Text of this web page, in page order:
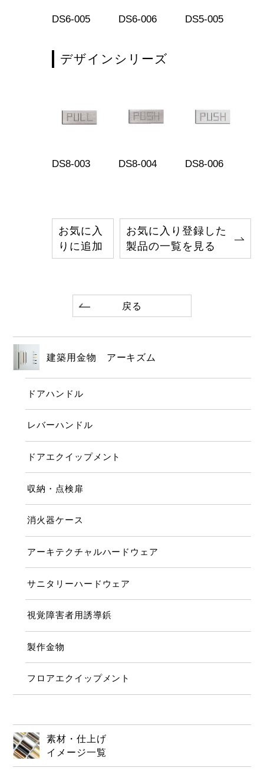
DS6-005 DS6-006 DS5-005
デザインシリーズ
DS8-003 DS8-004 DS8-006
お気に入
りに追加
お気に入り登録した
製品の一覧を見る
戻る
建築用金物 アーキズム
ドアハンドル
レバーハンドル
ドアエクイップメント
収納・点検扉
消火器ケース
アーキテクチャルハードウェア
サニタリーハードウェア
視覚障害者用誘導鋲
製作金物
フロアエクイップメント
素材・仕上げ
イメージ一覧